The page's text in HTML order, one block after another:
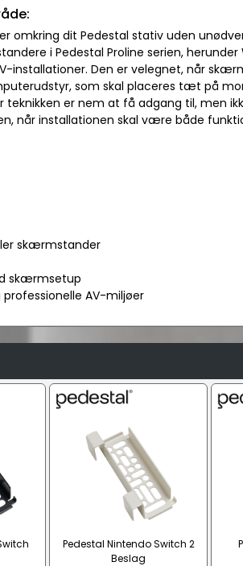
omkring dit Pedestal stativ uden
i Pedestal Proline serien, herunder
installationer. Den er velegnet, når
som skal placeres tæt på
er nem at få adgang til, men
når installationen skal være både
skærmstander
skærmsetup
professionelle AV-miljøer
Pedestal Nintendo Switch 2
Beslag